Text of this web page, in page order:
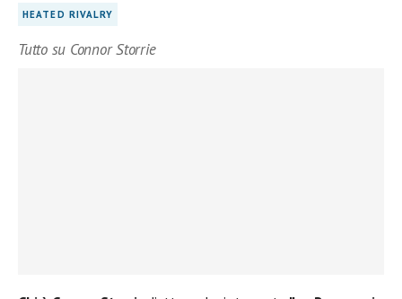
HEATED RIVALRY
Tutto su Connor Storrie